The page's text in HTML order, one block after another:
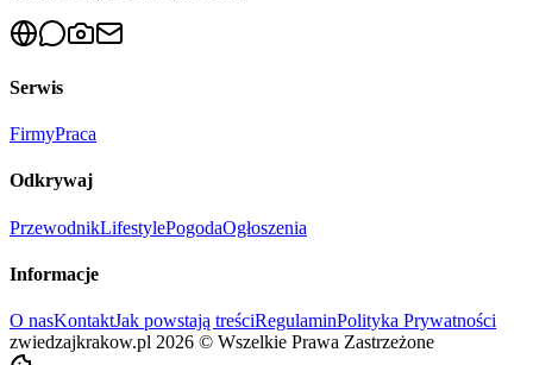
Serwis
FirmyPraca
Odkrywaj
PrzewodnikLifestylePogodaOgłoszenia
Informacje
O nasKontaktJak powstają treściRegulaminPolityka Prywatności
zwiedzajkrakow.pl 2026 © Wszelkie Prawa Zastrzeżone